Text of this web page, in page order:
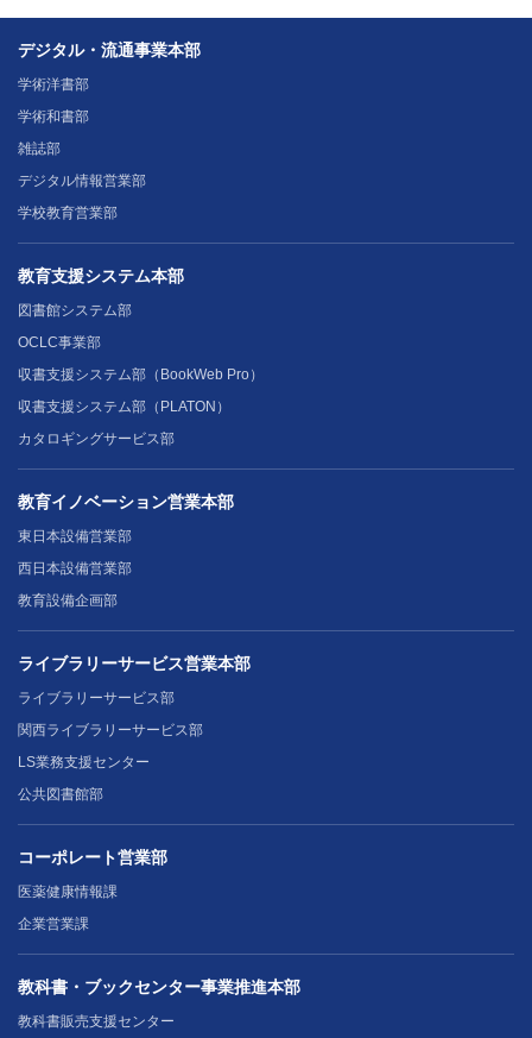
デジタル・流通事業本部
学術洋書部
学術和書部
雑誌部
デジタル情報営業部
学校教育営業部
教育支援システム本部
図書館システム部
OCLC事業部
収書支援システム部（BookWeb Pro）
収書支援システム部（PLATON）
カタロギングサービス部
教育イノベーション営業本部
東日本設備営業部
西日本設備営業部
教育設備企画部
ライブラリーサービス営業本部
ライブラリーサービス部
関西ライブラリーサービス部
LS業務支援センター
公共図書館部
コーポレート営業部
医薬健康情報課
企業営業課
教科書・ブックセンター事業推進本部
教科書販売支援センター